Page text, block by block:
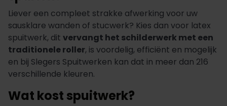
Liever een compleet strakke afwerking voor uw
sausklare wanden of stucwerk? Kies dan voor latex
spuitwerk, dit vervangt het schilderwerk met een
traditionele roller, is voordelig, efficiënt en mogelijk
en bij Slegers Spuitwerken kan dat in meer dan 216
verschillende kleuren.
Wat kost spuitwerk?